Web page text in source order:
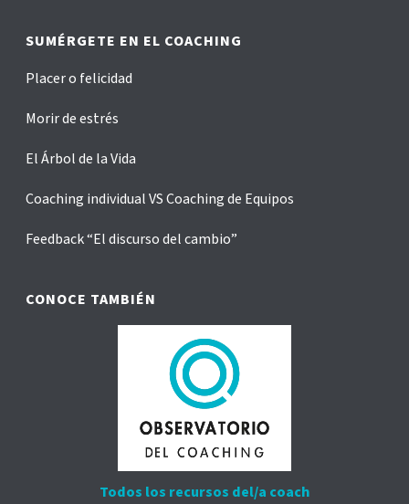
SUMÉRGETE EN EL COACHING
Placer o felicidad
Morir de estrés
El Árbol de la Vida
Coaching individual VS Coaching de Equipos
Feedback “El discurso del cambio”
CONOCE TAMBIÉN
Todos los recursos del/a coach